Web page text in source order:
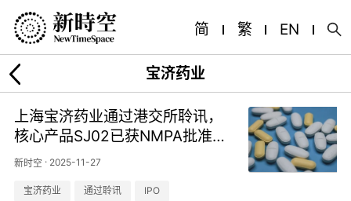
简 繁 EN
宝济药业
上海宝济药业通过港交所聆讯，
核心产品SJ02已获NMPA批准上
市
新时空 · 2025-11-27
宝济药业 通过聆讯 IPO